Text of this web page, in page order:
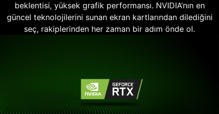
beklentisi, yüksek grafik performansı. NVIDIA’nın en
güncel teknolojilerini sunan ekran kartlarından dilediğini
seç, rakiplerinden her zaman bir adım önde ol.